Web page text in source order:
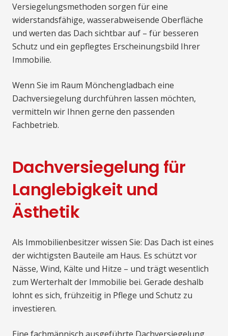
Versiegelungsmethoden sorgen für eine
widerstandsfähige, wasserabweisende Oberfläche
und werten das Dach sichtbar auf – für besseren
Schutz und ein gepflegtes Erscheinungsbild Ihrer
Immobilie.
Wenn Sie im Raum Mönchengladbach eine
Dachversiegelung durchführen lassen möchten,
vermitteln wir Ihnen gerne den passenden
Fachbetrieb.
Dachversiegelung für
Langlebigkeit und
Ästhetik
Als Immobilienbesitzer wissen Sie: Das Dach ist eines
der wichtigsten Bauteile am Haus. Es schützt vor
Nässe, Wind, Kälte und Hitze – und trägt wesentlich
zum Werterhalt der Immobilie bei. Gerade deshalb
lohnt es sich, frühzeitig in Pflege und Schutz zu
investieren.